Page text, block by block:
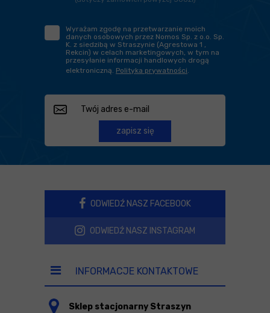
Wyrażam zgodę na przetwarzanie moich
danych osobowych przez Nomos Sp. z o.o. Sp.
K. z siedzibą w Straszynie (Agrestowa 1 ,
Rekcin) w celach marketingowych, w tym na
przesyłanie informacji handlowych drogą
elektroniczną. Polityka prywatności
zapisz się
ODWIEDŹ NASZ FACEBOOK
ODWIEDŹ NASZ INSTAGRAM
INFORMACJE KONTAKTOWE
Sklep stacjonarny Straszyn